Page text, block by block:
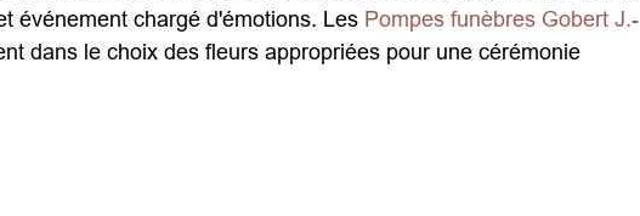
événement chargé d'émotions. Les Pompes funèbres Gobert J.-
dans le choix des fleurs appropriées pour une cérémonie